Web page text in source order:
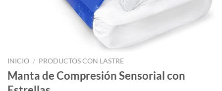
INICIO / PRODUCTOS CON LASTRE
Manta de Compresión Sensorial con